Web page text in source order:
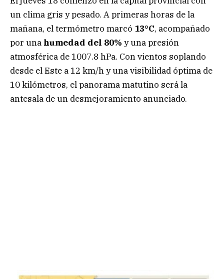
un clima gris y pesado. A primeras horas de la
mañana, el termómetro marcó 13°C, acompañado
por una humedad del 80% y una presión
atmosférica de 1007.8 hPa. Con vientos soplando
desde el Este a 12 km/h y una visibilidad óptima de
10 kilómetros, el panorama matutino será la
antesala de un desmejoramiento anunciado.